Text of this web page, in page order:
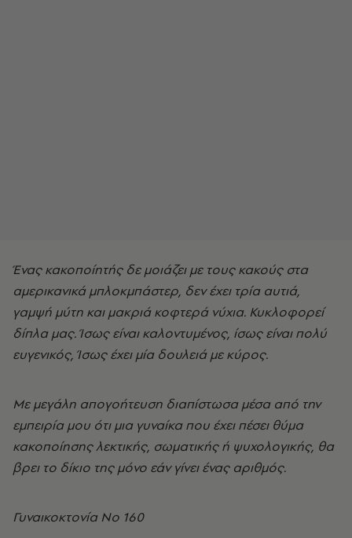
Ένας κακοποίητής δε μοιάζει με τους κακούς στα
αμερικανικά μπλοκμπάστερ, δεν έχει τρία αυτιά,
γαμψή μύτη και μακριά κοφτερά νύχια. Κυκλοφορεί
δίπλα μας. Ίσως είναι καλοντυμένος, ίσως είναι πολύ
ευγενικός, Ίσως έχει μία δουλειά με κύρος.
Με μεγάλη απογοήτευση διαπίστωσα μέσα από την
εμπειρία μου ότι μια γυναίκα που έχει πέσει θύμα
κακοποίησης λεκτικής, σωματικής ή ψυχολογικής, θα
βρει το δίκιο της μόνο εάν γίνει ένας αριθμός.
Γυναικοκτονία Νο 160